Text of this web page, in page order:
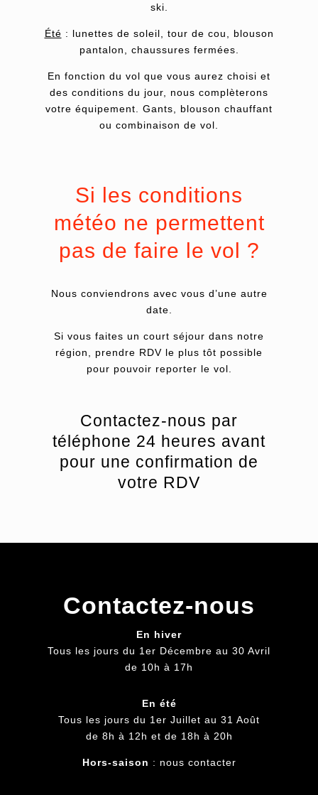
ski.
Été : lunettes de soleil, tour de cou, blouson
pantalon, chaussures fermées.
En fonction du vol que vous aurez choisi et
des conditions du jour, nous complèterons
votre équipement. Gants, blouson chauffant
ou combinaison de vol.
Si les conditions
météo ne permettent
pas de faire le vol ?
Nous conviendrons avec vous d’une autre
date.
Si vous faites un court séjour dans notre
région, prendre RDV le plus tôt possible
pour pouvoir reporter le vol.
Contactez-nous par
téléphone 24 heures avant
pour une confirmation de
votre RDV
Contactez-nous
En hiver
Tous les jours du 1er Décembre au 30 Avril
de 10h à 17h
En été
Tous les jours du 1er Juillet au 31 Août
de 8h à 12h et de 18h à 20h
Hors-saison : nous contacter